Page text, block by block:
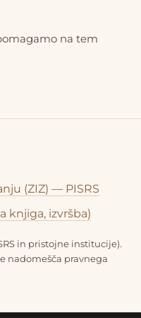
na tem
(ZIZ) — PISRS
knjiga, izvršba)
in pristojne institucije).
nadomešča pravnega